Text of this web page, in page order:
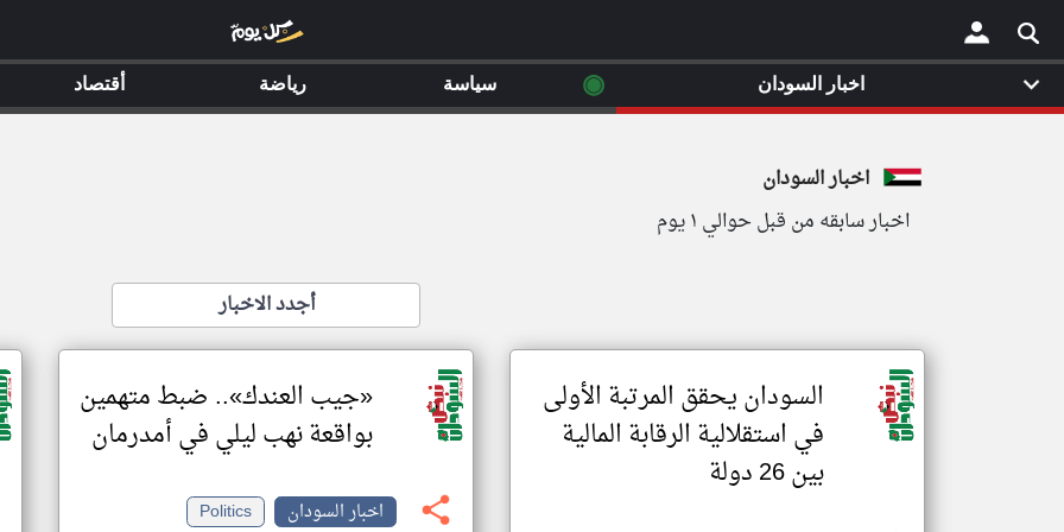
×
اخبار السودان
اخبار سابقه من قبل حوالي ١ يوم
أجدد الاخبار
السودان يحقق المرتبة الأولى
في استقلالية الرقابة المالية
بين 26 دولة
«جيب العندك».. ضبط متهمين
بواقعة نهب ليلي في أمدرمان
اخبار السودان
Politics
اخبار السودان ◉ سياسة رياضة أقتصاد